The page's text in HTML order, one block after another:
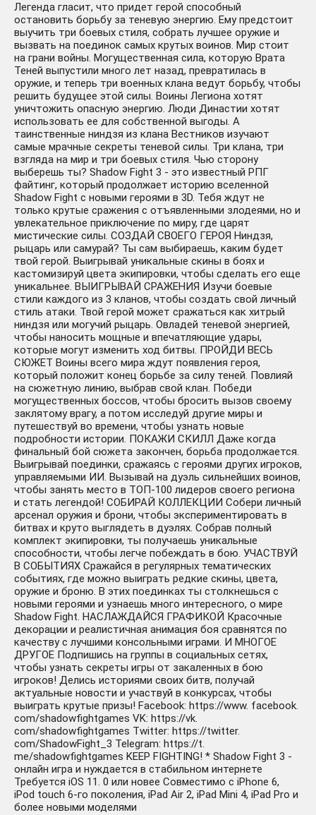
Легенда гласит, что придет герой способный
остановить борьбу за теневую энергию. Ему предстоит
выучить три боевых стиля, собрать лучшее оружие и
вызвать на поединок самых крутых воинов. Мир стоит
на грани войны. Могущественная сила, которую Врата
Теней выпустили много лет назад, превратилась в
оружие, и теперь три военных клана ведут борьбу, чтобы
решить будущее этой силы. Воины Легиона хотят
уничтожить опасную энергию. Люди Династии хотят
использовать ее для собственной выгоды. А
таинственные ниндзя из клана Вестников изучают
самые мрачные секреты теневой силы. Три клана, три
взгляда на мир и три боевых стиля. Чью сторону
выберешь ты? Shadow Fight 3 - это известный РПГ
файтинг, который продолжает историю вселенной
Shadow Fight с новыми героями в 3D. Тебя ждут не
только крутые сражения с отъявленными злодеями, но и
увлекательное приключение по миру, где царят
мистические силы. СОЗДАЙ СВОЕГО ГЕРОЯ Ниндзя,
рыцарь или самурай? Ты сам выбираешь, каким будет
твой герой. Выигрывай уникальные скины в боях и
кастомизируй цвета экипировки, чтобы сделать его еще
уникальнее. ВЫИГРЫВАЙ СРАЖЕНИЯ Изучи боевые
стили каждого из 3 кланов, чтобы создать свой личный
стиль атаки. Твой герой может сражаться как хитрый
ниндзя или могучий рыцарь. Овладей теневой энергией,
чтобы наносить мощные и впечатляющие удары,
которые могут изменить ход битвы. ПРОЙДИ ВЕСЬ
СЮЖЕТ Воины всего мира ждут появления героя,
который положит конец борьбе за силу теней. Повлияй
на сюжетную линию, выбрав свой клан. Победи
могущественных боссов, чтобы бросить вызов своему
заклятому врагу, а потом исследуй другие миры и
путешествуй во времени, чтобы узнать новые
подробности истории. ПОКАЖИ СКИЛЛ Даже когда
финальный бой сюжета закончен, борьба продолжается.
Выигрывай поединки, сражаясь с героями других игроков,
управляемыми ИИ. Вызывай на дуэль сильнейших воинов,
чтобы занять место в ТОП-100 лидеров своего региона
и стать легендой! СОБИРАЙ КОЛЛЕКЦИИ Собери личный
арсенал оружия и брони, чтобы экспериментировать в
битвах и круто выглядеть в дуэлях. Собрав полный
комплект экипировки, ты получаешь уникальные
способности, чтобы легче побеждать в бою. УЧАСТВУЙ
В СОБЫТИЯХ Сражайся в регулярных тематических
событиях, где можно выиграть редкие скины, цвета,
оружие и броню. В этих поединках ты столкнешься с
новыми героями и узнаешь много интересного, о мире
Shadow Fight. НАСЛАЖДАЙСЯ ГРАФИКОЙ Красочные
декорации и реалистичная анимация боя сравнятся по
качеству с лучшими консольными играми. И МНОГОЕ
ДРУГОЕ Подпишись на группы в социальных сетях,
чтобы узнать секреты игры от закаленных в бою
игроков! Делись историями своих битв, получай
актуальные новости и участвуй в конкурсах, чтобы
выиграть крутые призы! Facebook: https://www. facebook.
com/shadowfightgames VK: https://vk.
com/shadowfightgames Twitter: https://twitter.
com/ShadowFight_3 Telegram: https://t.
me/shadowfightgames KEEP FIGHTING! * Shadow Fight 3 -
онлайн игра и нуждается в стабильном интернете
Требуется iOS 11. 0 или новее Совместимо с iPhone 6,
iPod touch 6-го поколения, iPad Air 2, iPad Mini 4, iPad Pro и
более новыми моделями